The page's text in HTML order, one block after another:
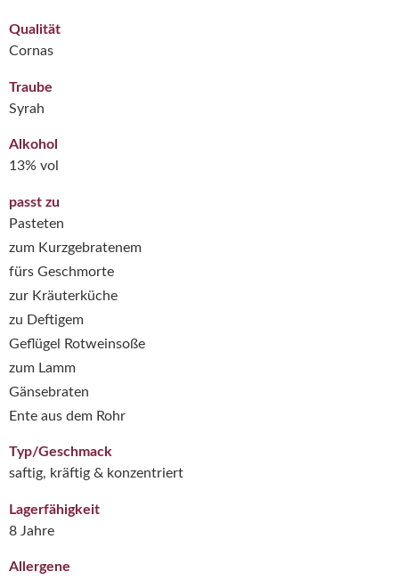
Qualität
Cornas
Traube
Syrah
Alkohol
13% vol
passt zu
Pasteten
zum Kurzgebratenem
fürs Geschmorte
zur Kräuterküche
zu Deftigem
Geflügel Rotweinsoße
zum Lamm
Gänsebraten
Ente aus dem Rohr
Typ/Geschmack
saftig, kräftig & konzentriert
Lagerfähigkeit
8 Jahre
Allergene